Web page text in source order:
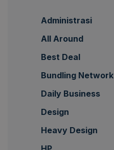
Administrasi
All Around
Best Deal
Bundling Network
Daily Business
Design
Heavy Design